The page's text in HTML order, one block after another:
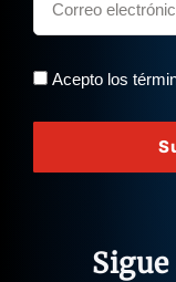
Acepto los